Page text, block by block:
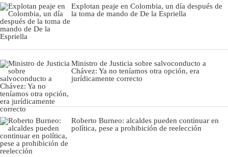
Explotan peaje en Colombia, un día después de
la toma de mando de De la Espriella
Ministro de Justicia sobre salvoconducto a
Chávez: Ya no teníamos otra opción, era
jurídicamente correcto
Roberto Burneo: alcaldes pueden continuar en
política, pese a prohibición de reelección